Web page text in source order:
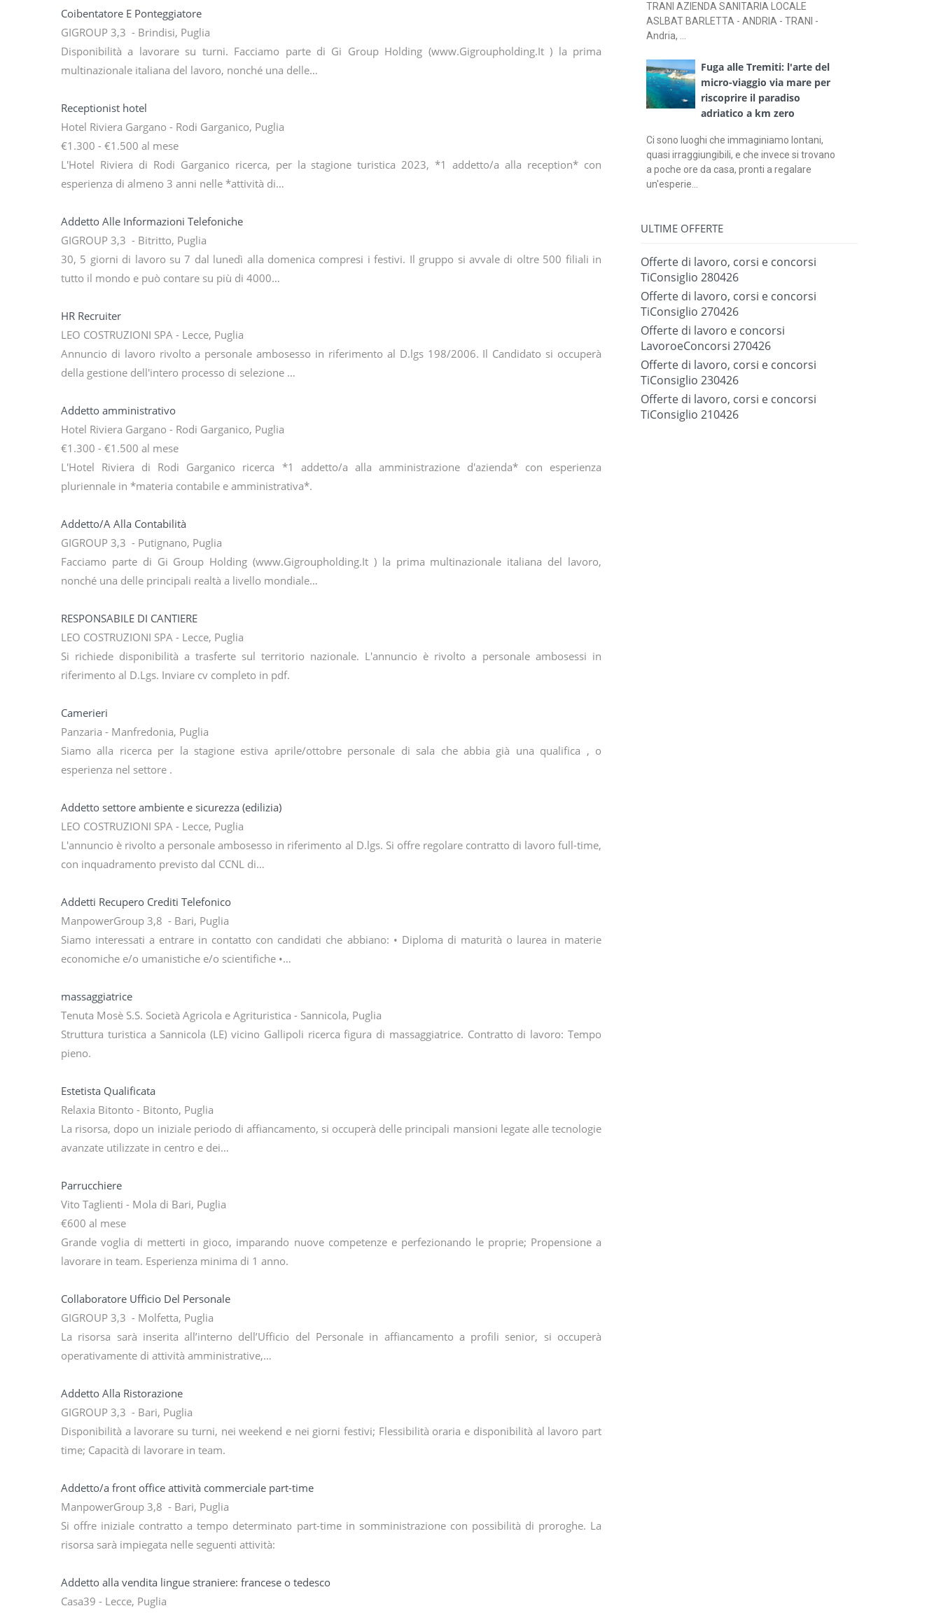
Coibentatore E Ponteggiatore
GIGROUP 3,3 - Brindisi, Puglia
Disponibilità a lavorare su turni. Facciamo parte di Gi Group Holding (www.Gigroupholding.It ) la prima
multinazionale italiana del lavoro, nonché una delle…
Receptionist hotel
Hotel Riviera Gargano - Rodi Garganico, Puglia
€1.300 - €1.500 al mese
L'Hotel Riviera di Rodi Garganico ricerca, per la stagione turistica 2023, *1 addetto/a alla reception* con
esperienza di almeno 3 anni nelle *attività di…
Addetto Alle Informazioni Telefoniche
GIGROUP 3,3 - Bitritto, Puglia
30, 5 giorni di lavoro su 7 dal lunedì alla domenica compresi i festivi. Il gruppo si avvale di oltre 500 filiali in
tutto il mondo e può contare su più di 4000…
HR Recruiter
LEO COSTRUZIONI SPA - Lecce, Puglia
Annuncio di lavoro rivolto a personale ambosesso in riferimento al D.lgs 198/2006. Il Candidato si occuperà
della gestione dell'intero processo di selezione …
Addetto amministrativo
Hotel Riviera Gargano - Rodi Garganico, Puglia
€1.300 - €1.500 al mese
L'Hotel Riviera di Rodi Garganico ricerca *1 addetto/a alla amministrazione d'azienda* con esperienza
pluriennale in *materia contabile e amministrativa*.
Addetto/A Alla Contabilità
GIGROUP 3,3 - Putignano, Puglia
Facciamo parte di Gi Group Holding (www.Gigroupholding.It ) la prima multinazionale italiana del lavoro,
nonché una delle principali realtà a livello mondiale…
RESPONSABILE DI CANTIERE
LEO COSTRUZIONI SPA - Lecce, Puglia
Si richiede disponibilità a trasferte sul territorio nazionale. L'annuncio è rivolto a personale ambosessi in
riferimento al D.Lgs. Inviare cv completo in pdf.
Camerieri
Panzaria - Manfredonia, Puglia
Siamo alla ricerca per la stagione estiva aprile/ottobre personale di sala che abbia già una qualifica , o
esperienza nel settore .
Addetto settore ambiente e sicurezza (edilizia)
LEO COSTRUZIONI SPA - Lecce, Puglia
L'annuncio è rivolto a personale ambosesso in riferimento al D.lgs. Si offre regolare contratto di lavoro full-time,
con inquadramento previsto dal CCNL di…
Addetti Recupero Crediti Telefonico
ManpowerGroup 3,8 - Bari, Puglia
Siamo interessati a entrare in contatto con candidati che abbiano: • Diploma di maturità o laurea in materie
economiche e/o umanistiche e/o scientifiche •…
massaggiatrice
Tenuta Mosè S.S. Società Agricola e Agrituristica - Sannicola, Puglia
Struttura turistica a Sannicola (LE) vicino Gallipoli ricerca figura di massaggiatrice. Contratto di lavoro: Tempo
pieno.
Estetista Qualificata
Relaxia Bitonto - Bitonto, Puglia
La risorsa, dopo un iniziale periodo di affiancamento, si occuperà delle principali mansioni legate alle tecnologie
avanzate utilizzate in centro e dei…
Parrucchiere
Vito Taglienti - Mola di Bari, Puglia
€600 al mese
Grande voglia di metterti in gioco, imparando nuove competenze e perfezionando le proprie; Propensione a
lavorare in team. Esperienza minima di 1 anno.
Collaboratore Ufficio Del Personale
GIGROUP 3,3 - Molfetta, Puglia
La risorsa sarà inserita all’interno dell’Ufficio del Personale in affiancamento a profili senior, si occuperà
operativamente di attività amministrative,…
Addetto Alla Ristorazione
GIGROUP 3,3 - Bari, Puglia
Disponibilità a lavorare su turni, nei weekend e nei giorni festivi; Flessibilità oraria e disponibilità al lavoro part
time; Capacità di lavorare in team.
Addetto/a front office attività commerciale part-time
ManpowerGroup 3,8 - Bari, Puglia
Si offre iniziale contratto a tempo determinato part-time in somministrazione con possibilità di proroghe. La
risorsa sarà impiegata nelle seguenti attività:
Addetto alla vendita lingue straniere: francese o tedesco
Casa39 - Lecce, Puglia
TRANI AZIENDA SANITARIA LOCALE
ASLBAT BARLETTA - ANDRIA - TRANI -
Andria, ...
Fuga alle Tremiti: l'arte del
micro-viaggio via mare per
riscoprire il paradiso
adriatico a km zero
Ci sono luoghi che immaginiamo lontani,
quasi irraggiungibili, e che invece si trovano
a poche ore da casa, pronti a regalare
un'esperie...
ULTIME OFFERTE
Offerte di lavoro, corsi e concorsi
TiConsiglio 280426
Offerte di lavoro, corsi e concorsi
TiConsiglio 270426
Offerte di lavoro e concorsi
LavoroeConcorsi 270426
Offerte di lavoro, corsi e concorsi
TiConsiglio 230426
Offerte di lavoro, corsi e concorsi
TiConsiglio 210426